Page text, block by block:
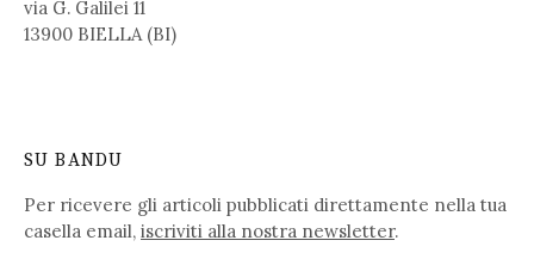
via G. Galilei 11
13900 BIELLA (BI)
SU BANDU
Per ricevere gli articoli pubblicati direttamente nella tua
casella email, iscriviti alla nostra newsletter.